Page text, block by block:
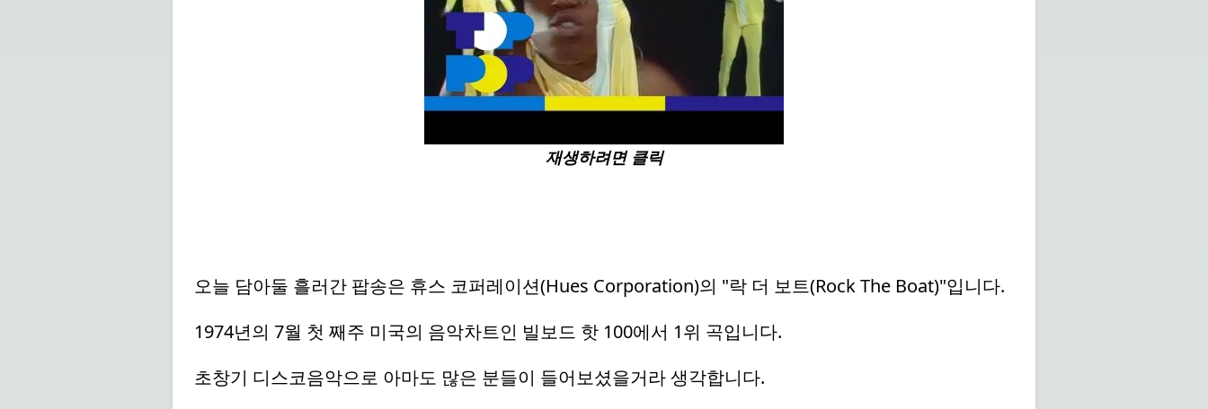
재생하려면 클릭
오늘 담아둘 흘러간 팝송은 휴스 코퍼레이션(Hues Corporation)의 "락 더 보트(Rock The Boat)"입니다.
1974년의 7월 첫 째주 미국의 음악차트인 빌보드 핫 100에서 1위 곡입니다.
초창기 디스코음악으로 아마도 많은 분들이 들어보셨을거라 생각합니다.